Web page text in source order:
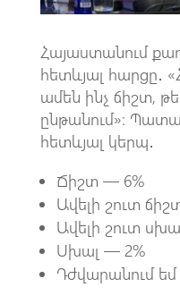
Հայաստանում
հետևյալ հարցը․
ամեն ինչ ճիշտ,
ընթանում»։
հետևյալ կերպ․
Ճիշտ — 6%
Ավելի շուտ
Ավելի շուտ
Սխալ — 2%
Դժվարանում